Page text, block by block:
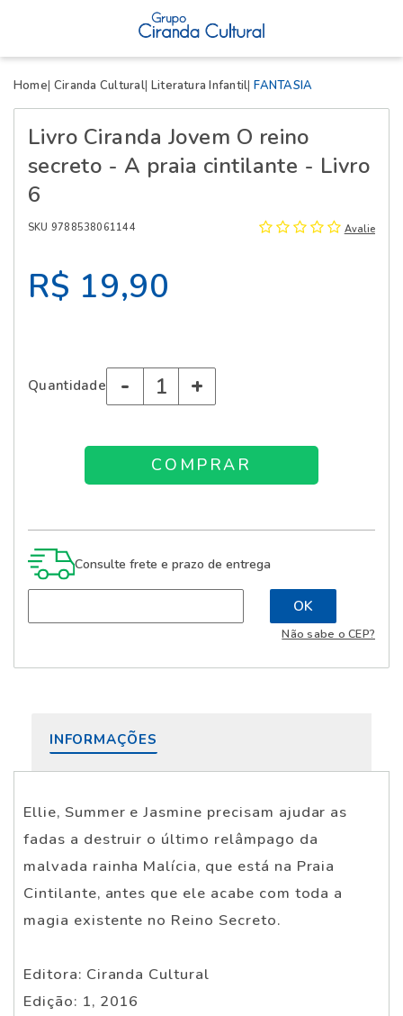
Home Ciranda Cultural Literatura Infantil FANTASIA
Livro Ciranda Jovem O reino
secreto - A praia cintilante - Livro
6
SKU 9788538061144 Avalie
R$ 19,90
Quantidade - +
Consulte frete e prazo de entrega
Não sabe o CEP?
INFORMAÇÕES
Ellie, Summer e Jasmine precisam ajudar as
fadas a destruir o último relâmpago da
malvada rainha Malícia, que está na Praia
Cintilante, antes que ele acabe com toda a
magia existente no Reino Secreto.
Editora: Ciranda Cultural
Edição: 1, 2016